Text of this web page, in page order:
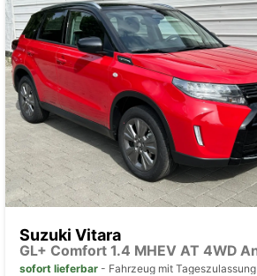
Suzuki Vitara
sofort lieferbar Fahrzeug mit Tageszulassung